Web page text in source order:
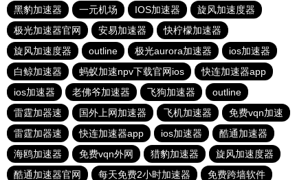
黑豹加速器
一元机场 IOS加速器
旋风加速度器
极光加速器官网
安易加速器
快柠檬加速器
旋风加速度器
outline 极光aurora加速器
ios加速器
白鲸加速器
蚂蚁加速npv下载官网ios
快连加速器app
ios加速器
老佛爷加速器 飞狗加速器
outline
雷霆加器速
国外上网加速器 飞机加速器
免费vqn加速
雷霆加器速
快连加速器app ios加速器
酷通加速器
海鸥加速器
免费vqn外网 猎豹加速器
旋风加速度器
酷通加速器官网
每天免费2小时加速器 免费跨墙软件